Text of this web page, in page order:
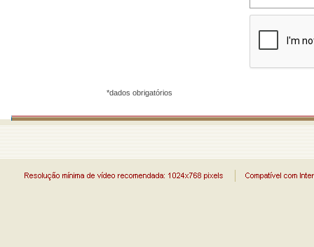
*dados obrigatórios